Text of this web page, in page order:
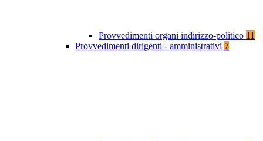
Provvedimenti organi indirizzo-politico 11
Provvedimenti dirigenti - amministrativi 7